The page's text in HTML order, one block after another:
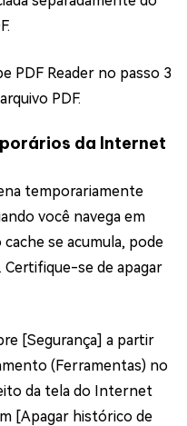
PDF Reader no passo 3
PDF.
da Internet
temporariamente
você navega em
se acumula, pode
Certifique-se de apagar
[Segurança] a partir
(Ferramentas) no
da tela do Internet
[Apagar histórico de